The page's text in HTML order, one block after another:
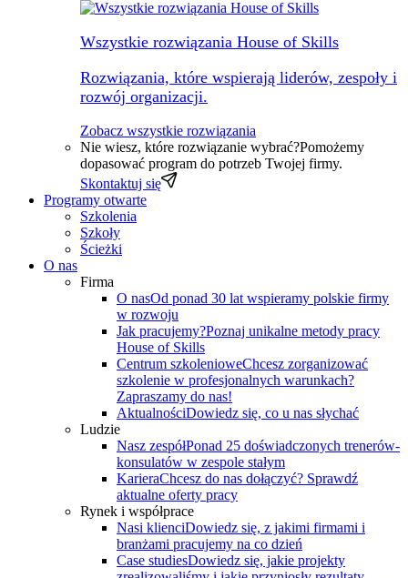
Wszystkie rozwiązania House of Skills
Rozwiązania, które wspierają liderów, zespoły i
rozwój organizacji.
Zobacz wszystkie rozwiązania
Nie wiesz, które rozwiązanie wybrać?Pomożemy
dopasować program do potrzeb Twojej firmy.
Skontaktuj się
Programy otwarte
Szkolenia
Szkoły
Ścieżki
O nas
Firma
O nasOd ponad 30 lat wspieramy polskie firmy
w rozwoju
Jak pracujemy?Poznaj unikalne metody pracy
House of Skills
Centrum szkolenioweChcesz zorganizować
szkolenie w profesjonalnych warunkach?
Zapraszamy do nas!
AktualnościDowiedz się, co u nas słychać
Ludzie
Nasz zespółPonad 25 doświadczonych trenerów-
konsulatów w zespole stałym
KarieraChcesz do nas dołączyć? Sprawdź
aktualne oferty pracy
Rynek i współprace
Nasi klienciDowiedz się, z jakimi firmami i
branżami pracujemy na co dzień
Case studiesDowiedz się, jakie projekty